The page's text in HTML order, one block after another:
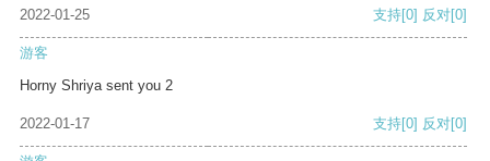
2022-01-25 支持[0] 反对[0]
游客
Horny Shriya sent you 2
2022-01-17 支持[0] 反对[0]